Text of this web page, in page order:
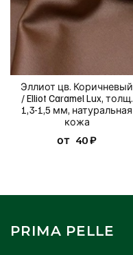
Эллиот цв. Коричневый
/ Elliot Caramel Lux, толщ.
1,3-1,5 мм, натуральная
кожа
от 40 ₽
PRIMA PELLE